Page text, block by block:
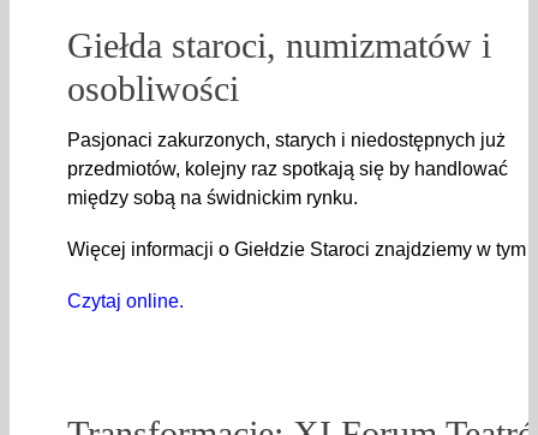
Giełda staroci, numizmatów i
osobliwości
Pasjonaci zakurzonych, starych i niedostępnych już
przedmiotów, kolejny raz spotkają się by handlować
między sobą na świdnickim rynku.
Więcej informacji o Giełdzie Staroci znajdziemy w tym
Czytaj online.